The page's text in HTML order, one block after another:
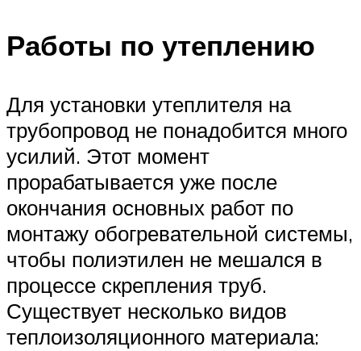
Работы по утеплению
Для установки утеплителя на
трубопровод не понадобится много
усилий. Этот момент
прорабатывается уже после
окончания основных работ по
монтажу обогревательной системы,
чтобы полиэтилен не мешался в
процессе скрепления труб.
Существует несколько видов
теплоизоляционного материала: